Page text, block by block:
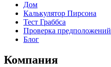
Дом
Калькулятор Пирсона
Тест Граббса
Проверка предположений
Блог
Компания